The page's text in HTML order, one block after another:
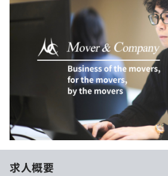
就活成功ガイド
個人向けプラン
学校向けプラン
契約内容・クーポン
再チャレンジ結果一覧
paiza times
求人概要